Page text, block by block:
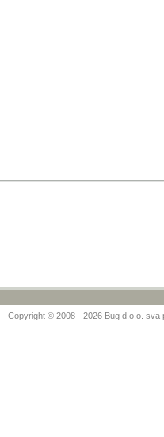
Copyright © 2008 - 2026 Bug d.o.o. sva